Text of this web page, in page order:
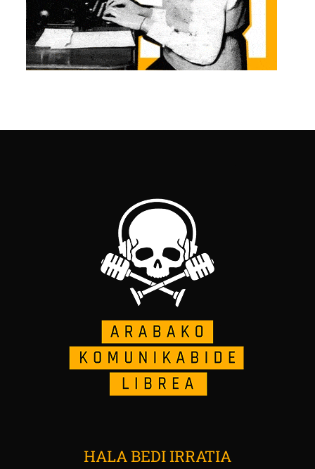
HALA BEDI IRRATIA